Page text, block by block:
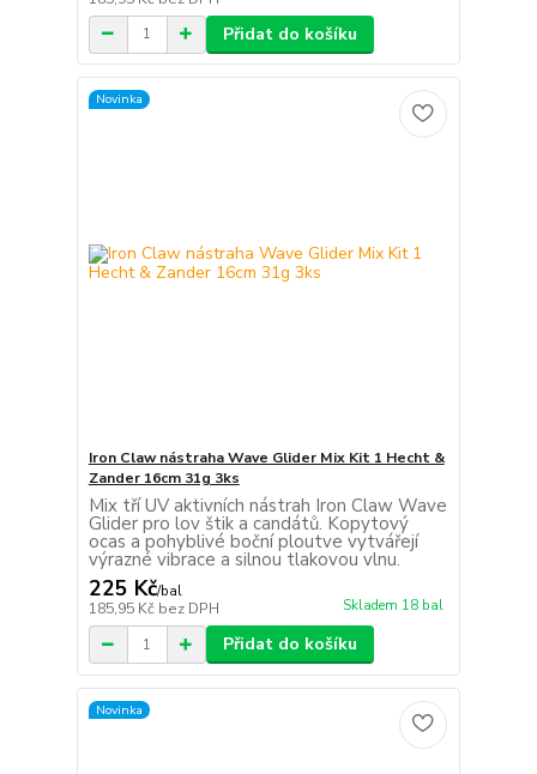
Přidat do košíku
Novinka
Iron Claw nástraha Wave Glider Mix Kit 1 Hecht &
Zander 16cm 31g 3ks
Mix tří UV aktivních nástrah Iron Claw Wave
Glider pro lov štik a candátů. Kopytový
ocas a pohyblivé boční ploutve vytvářejí
výrazné vibrace a silnou tlakovou vlnu.
225 Kč/bal
185,95 Kč bez DPH Skladem 18 bal
Přidat do košíku
Novinka